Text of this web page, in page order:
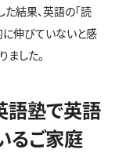
結果、英語の「読
に伸びていないと感
した。
語塾で英語
るご家庭